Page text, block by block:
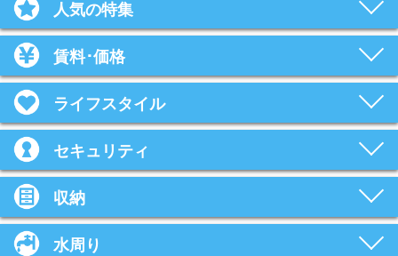
人気の特集
賃料･価格
ライフスタイル
セキュリティ
収納
水周り